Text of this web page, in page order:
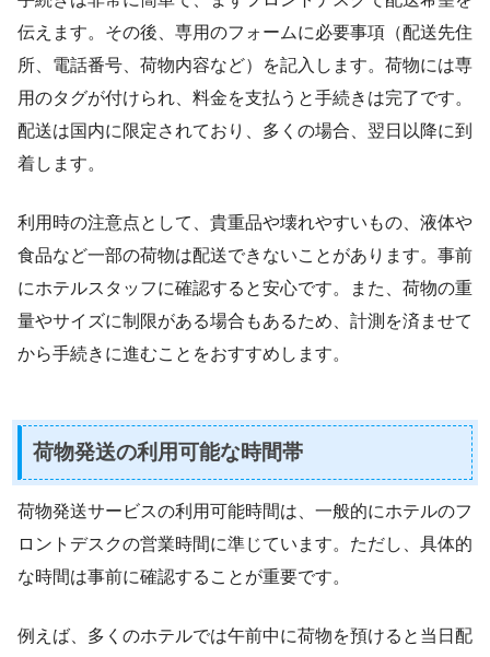
伝えます。その後、専用のフォームに必要事項（配送先住
所、電話番号、荷物内容など）を記入します。荷物には専
用のタグが付けられ、料金を支払うと手続きは完了です。
配送は国内に限定されており、多くの場合、翌日以降に到
着します。
利用時の注意点として、貴重品や壊れやすいもの、液体や
食品など一部の荷物は配送できないことがあります。事前
にホテルスタッフに確認すると安心です。また、荷物の重
量やサイズに制限がある場合もあるため、計測を済ませて
から手続きに進むことをおすすめします。
荷物発送の利用可能な時間帯
荷物発送サービスの利用可能時間は、一般的にホテルのフ
ロントデスクの営業時間に準じています。ただし、具体的
な時間は事前に確認することが重要です。
例えば、多くのホテルでは午前中に荷物を預けると当日配